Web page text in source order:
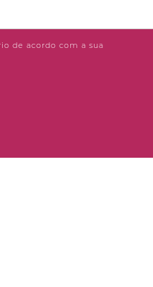
de acordo com a sua